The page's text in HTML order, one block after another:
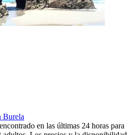
Burela
en las últimas 24 horas para